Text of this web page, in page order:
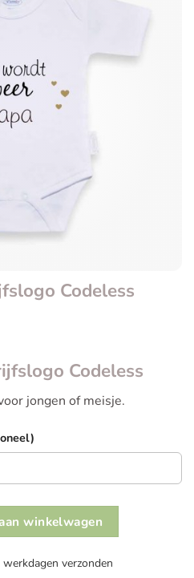
Codeless
Codeless
jongen of meisje.
aantal
winkelwagen
verzonden